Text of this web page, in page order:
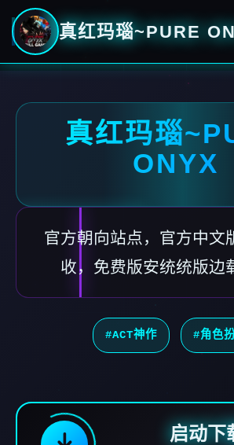
真红玛瑙~PURE
真红玛瑙
ONYX
官方朝向站点，官方中文
收，免费版安统统版边
#ACT神作 #角色
启动下